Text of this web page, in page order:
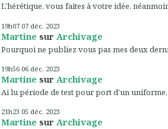
L'hérétique, vous faites à votre idée,
19h07 07 déc. 2023
Martine sur Archivage
Pourquoi ne publiez vous pas mes deux
19h56 06 déc. 2023
Martine sur Archivage
Ai lu période de test pour port d'un uniforme,
21h23 05 déc. 2023
Martine sur Archivage